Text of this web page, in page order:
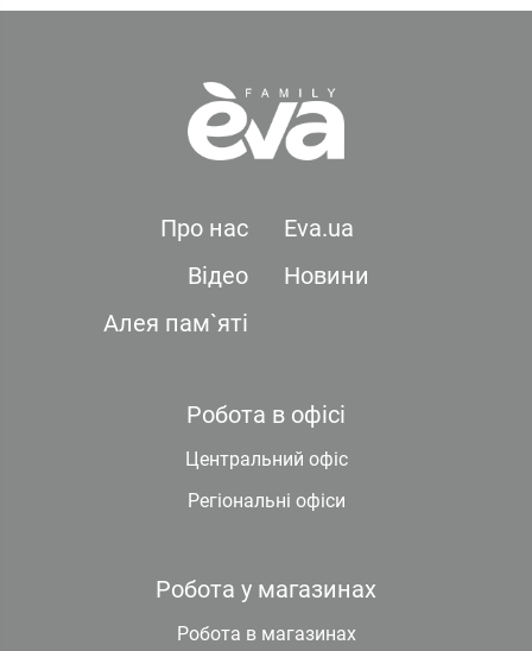
Про нас
Eva.ua
Відео
Новини
Алея пам`яті
Робота в офісі
Центральний офіс
Регіональні офіси
Робота у магазинах
Робота в магазинах